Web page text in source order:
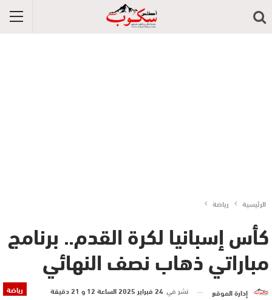
الرئيسية رياضة
كأس إسبانيا لكرة القدم.. برنامج
مباراتي ذهاب نصف النهائي
رياضة إدارة الموقع نشر في 24 فبراير 2025 الساعة 12 و 21 دقيقة